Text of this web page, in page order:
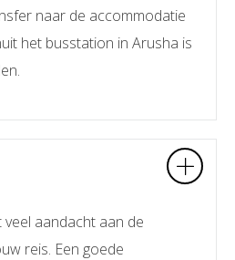
naar de accommodatie
het busstation in Arusha is
aandacht aan de
reis. Een goede